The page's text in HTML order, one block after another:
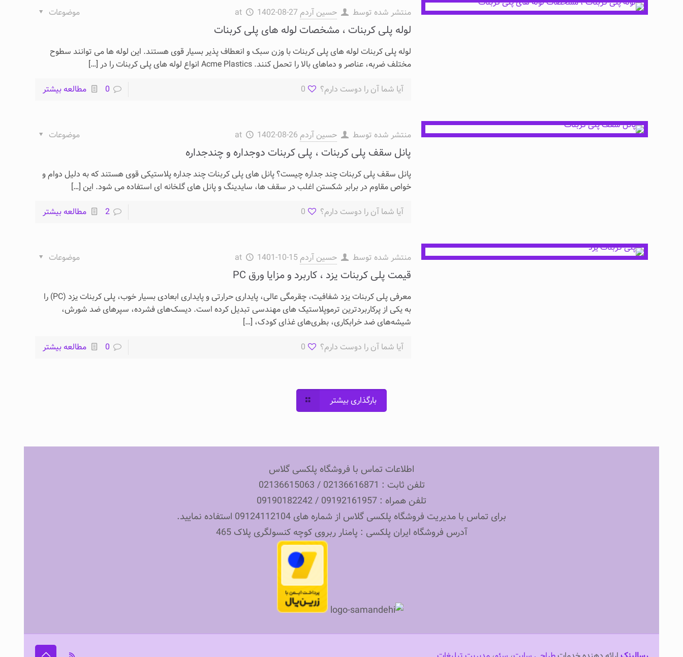
منتشر شده توسط حسین آردم at 1402-08-27 موضوعات
لوله پلی کربنات ، مشخصات لوله های پلی کربنات
لوله پلی کربنات لوله های پلی کربنات با وزن سبک و انعطاف پذیر بسیار قوی هستند. این لوله ها می توانند سطوح
مختلف ضربه، عناصر و دماهای بالا را تحمل کنند. Acme Plastics انواع لوله های پلی کربنات را در
[…]
آیا شما آن را دوست دارم؟
0
0 مطالعه بیشتر
منتشر شده توسط حسین آردم at 1402-08-26 موضوعات
پانل سقف پلی کربنات ، پلی کربنات دوجداره و چندجداره
پانل سقف پلی کربنات چند جداره چیست؟ پانل های پلی کربنات چند جداره پلاستیکی قوی هستند که به دلیل دوام و
خواص مقاوم در برابر شکستن اغلب در سقف ها، سایدینگ و پانل های گلخانه ای استفاده می شود. این […]
آیا شما آن را دوست دارم؟
0
2 مطالعه بیشتر
منتشر شده توسط حسین آردم at 1401-10-15 موضوعات
قیمت پلی کربنات یزد ، کاربرد و مزایا ورق PC
معرفی پلی کربنات یزد شفافیت، چقرمگی عالی، پایداری حرارتی و پایداری ابعادی بسیار خوب، پلی کربنات یزد (PC) را
به یکی از پرکاربردترین ترموپلاستیک های مهندسی تبدیل کرده است. دیسک‌های فشرده، سپرهای ضد شورش،
شیشه‌های ضد خرابکاری، بطری‌های غذای کودک، […]
آیا شما آن را دوست دارم؟
0
0 مطالعه بیشتر
بارگذاری بیشتر
اطلاعات تماس با فروشگاه پلکسی گلاس
تلفن ثابت : 02136616871 / 02136615063
تلفن همراه : 09192161957 / 09190182242
برای تماس با مدیریت فروشگاه پلکسی گلاس از شماره های 09124112104 استفاده نمایید.
آدرس فروشگاه ایران پلکسی : پامنار ربروی کوچه کنسولگری پلاک 465